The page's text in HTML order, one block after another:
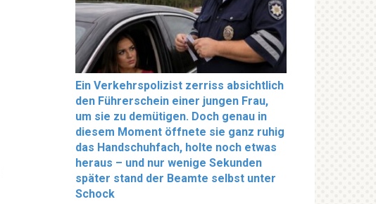
Ein Verkehrspolizist zerriss absichtlich
den Führerschein einer jungen Frau,
um sie zu demütigen. Doch genau in
diesem Moment öffnete sie ganz ruhig
das Handschuhfach, holte noch etwas
heraus – und nur wenige Sekunden
später stand der Beamte selbst unter
Schock